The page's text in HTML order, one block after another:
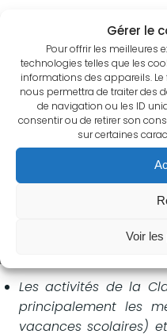
Gérer le
Pour offrir les meilleures
technologies telles que les
informations des appareils.
nous permettra de traiter des
de navigation ou les ID
consentir ou de retirer son
sur certaines
Voir les
Pour en savoir plus
consultez lapage
Les activités de la
principalement les
vacances scolaires)